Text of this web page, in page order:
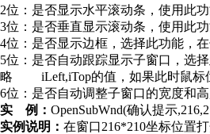
2位：是否显示水平滚动条，使用此
3位：是否垂直显示滚动条，使用此
4位：是否显示边框，选择此功能，
5位：是否自动跟踪显示子窗口，选
略 iLeft,iTop的值，如果此时鼠
6位：是否自动调整子窗口的宽度和
实
例： OpenSubWnd(确认提示
实例说明： 在窗口216*210坐标位置